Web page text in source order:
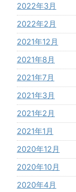
2022年3月
2022年2月
2021年12月
2021年8月
2021年7月
2021年3月
2021年2月
2021年1月
2020年12月
2020年10月
2020年4月